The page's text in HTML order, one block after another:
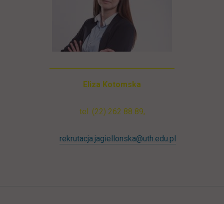
Eliza Kotomska
tel. (22) 262 88 89,
rekrutacja.jagiellonska@uth.edu.pl